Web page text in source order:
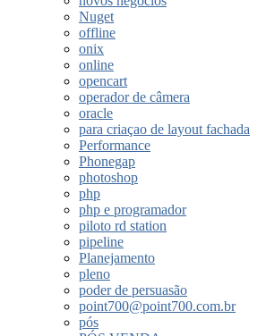
Nuget
offline
onix
online
opencart
operador de câmera
oracle
para criaçao de layout fachada
Performance
Phonegap
photoshop
php
php e programador
piloto rd station
pipeline
Planejamento
pleno
poder de persuasão
point700@point700.com.br
pós